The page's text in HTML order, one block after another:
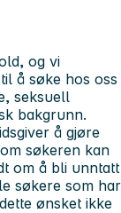
og vi
å søke hos oss
seksuell
bakgrunn.
å gjøre
søkeren kan
om å bli unntatt
søkere som har
ønsket ikke